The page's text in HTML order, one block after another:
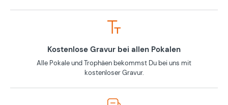
Kostenlose Gravur bei allen Pokalen
Alle Pokale und Trophäen bekommst Du bei uns mit
kostenloser Gravur.